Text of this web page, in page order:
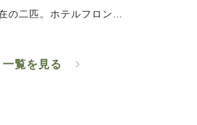
の二匹。ホテルフロン…
一覧を見る